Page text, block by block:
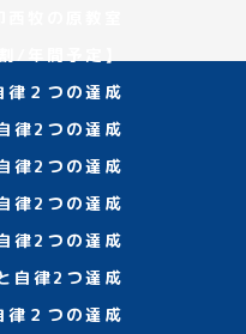
２つの達成
律2つの達成
律2つの達成
律2つの達成
律2つの達成
自律2つ達成
２つの達成